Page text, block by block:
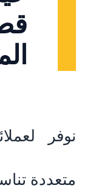
نوفر
متعددة